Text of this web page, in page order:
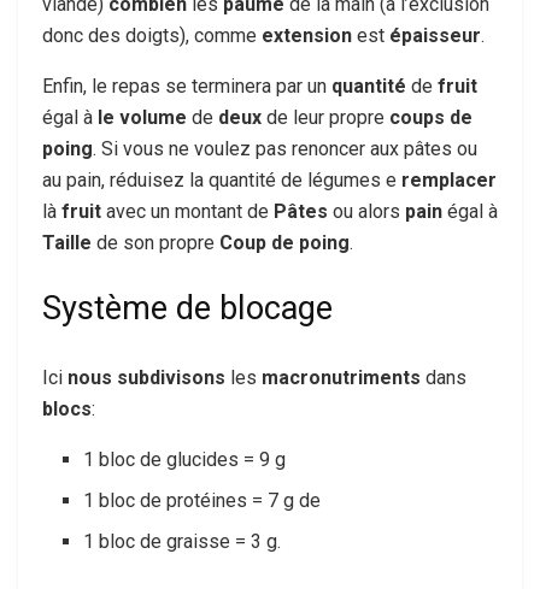
donc des doigts), comme extension est épaisseur.
Enfin, le repas se terminera par un quantité de fruit
égal à le volume de deux de leur propre coups de
poing. Si vous ne voulez pas renoncer aux pâtes ou
au pain, réduisez la quantité de légumes e remplacer
là fruit avec un montant de Pâtes ou alors pain égal à
Taille de son propre Coup de poing.
Système de blocage
Ici nous subdivisons les macronutriments dans
blocs:
1 bloc de glucides = 9 g
1 bloc de protéines = 7 g de
1 bloc de graisse = 3 g.